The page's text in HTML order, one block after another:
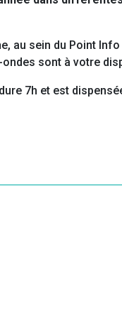
au sein du Point
sont à votre
7h et est